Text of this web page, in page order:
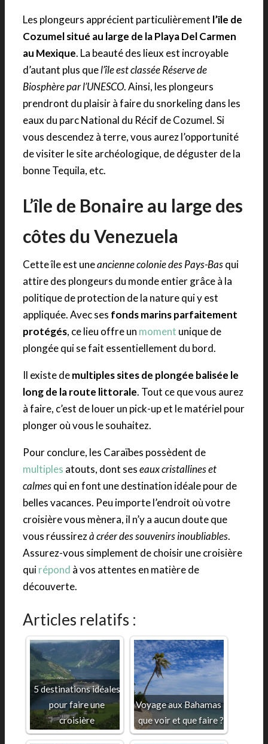
Les plongeurs apprécient particulièrement l’île de
Cozumel situé au large de la Playa Del Carmen
au Mexique. La beauté des lieux est incroyable
d’autant plus quel’île est classée Réserve de
Biosphère par l’UNESCO. Ainsi, les plongeurs
prendront du plaisir à faire du snorkeling dans les
eaux du parc National du Récif de Cozumel. Si
vous descendez à terre, vous aurez l’opportunité
de visiter le site archéologique, de déguster de la
bonne Tequila, etc.
L’île de Bonaire au large des
côtes du Venezuela
Cette île est uneancienne colonie des Pays-Basqui
attire des plongeurs du monde entier grâce à la
politique de protection de la nature qui y est
appliquée. Avec ses fonds marins parfaitement
protégés, ce lieu offre un moment unique de
plongée qui se fait essentiellement du bord.
Il existe demultiples sites de plongée balisée le
long de la route littorale. Tout ce que vous aurez
à faire, c’est de louer un pick-up et le matériel pour
plonger où vous le souhaitez.
Pour conclure, les Caraïbes possèdent de
multiples atouts, dont seseaux cristallines et
calmesqui en font une destination idéale pour de
belles vacances. Peu importe l’endroit où votre
croisière vous mènera, il n’y a aucun doute que
vous réussirezà créer des souvenirs inoubliables.
Assurez-vous simplement de choisir une croisière
quirépond à vos attentes en matière de
découverte.
Articles relatifs :
5 destinations idéales
pour faire une
croisière
Voyage aux Bahamas :
que voir et que faire ?